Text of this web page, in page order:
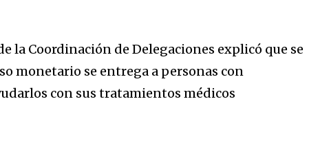
la Coordinación de Delegaciones explicó que se
monetario se entrega a personas con
con sus tratamientos médicos